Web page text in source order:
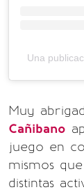
Una
Muy
Cañibano
juego en
mismos
distintas